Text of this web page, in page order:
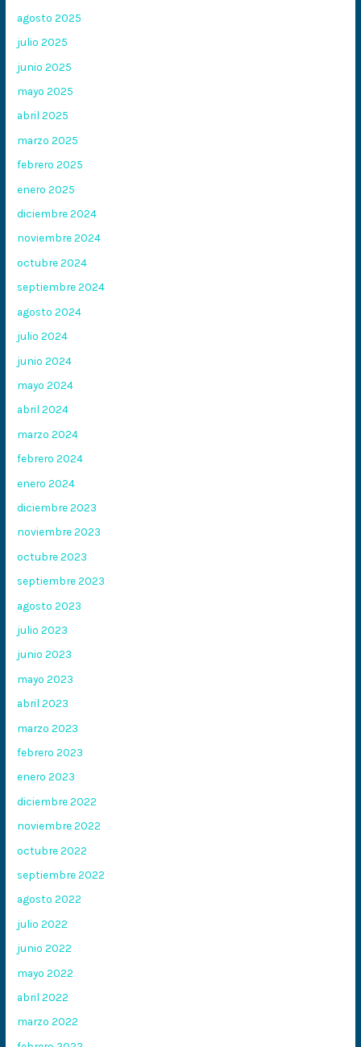
agosto 2025
julio 2025
junio 2025
mayo 2025
abril 2025
marzo 2025
febrero 2025
enero 2025
diciembre 2024
noviembre 2024
octubre 2024
septiembre 2024
agosto 2024
julio 2024
junio 2024
mayo 2024
abril 2024
marzo 2024
febrero 2024
enero 2024
diciembre 2023
noviembre 2023
octubre 2023
septiembre 2023
agosto 2023
julio 2023
junio 2023
mayo 2023
abril 2023
marzo 2023
febrero 2023
enero 2023
diciembre 2022
noviembre 2022
octubre 2022
septiembre 2022
agosto 2022
julio 2022
junio 2022
mayo 2022
abril 2022
marzo 2022